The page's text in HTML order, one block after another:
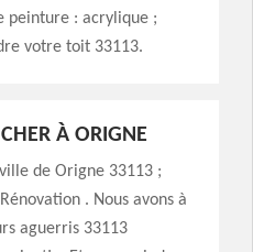
peinture : acrylique ;
votre toit 33113.
À ORIGNE
de Origne 33113 ;
. Nous avons à
aguerris 33113